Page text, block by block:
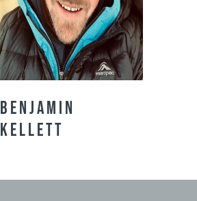
Benjamin
Kellett